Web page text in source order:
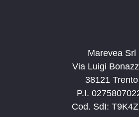
Marevea Srl
Via Luigi
38121 Trento
P.I.
Cod. SdI: